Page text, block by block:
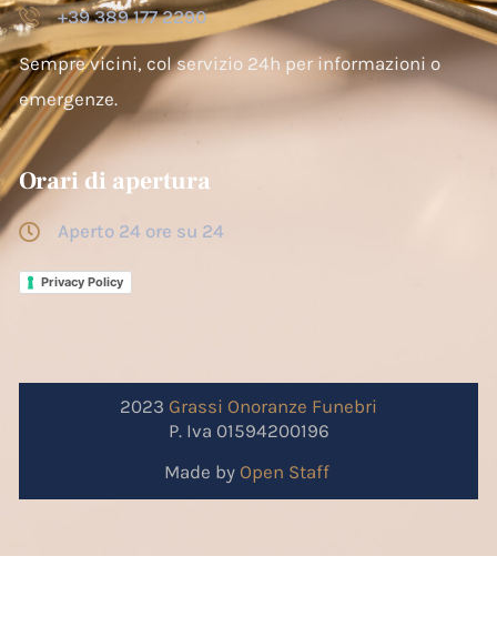
+39 389 177 2290
Sempre vicini, col servizio 24h per informazioni o
emergenze.
Orari di apertura
Aperto 24 ore su 24
Privacy Policy
2023 Grassi Onoranze Funebri
P. Iva 01594200196
Made by Open Staff